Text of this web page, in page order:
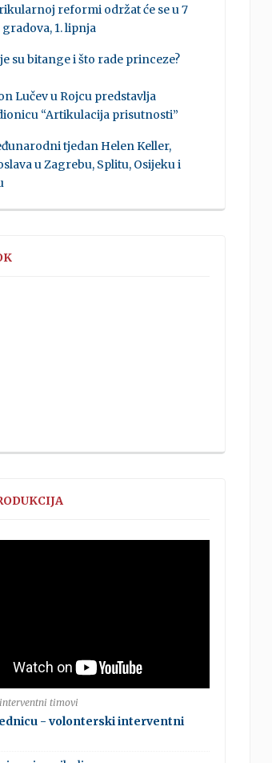
reformi održat će se u 7
1. lipnja
su bitange i što rade princeze?
Lučev u Rojcu predstavlja
“Artikulacija prisutnosti”
tjedan Helen Keller,
u Zagrebu, Splitu, Osijeku i
timovi
- volonterski interventni